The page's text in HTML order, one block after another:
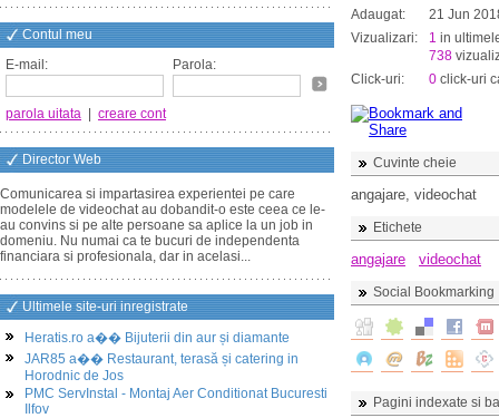
Contul meu
E-mail:
Parola:
parola uitata creare cont
Director Web
Comunicarea si impartasirea experientei pe care
modelele de videochat au dobandit-o este ceea ce le-
au convins si pe alte persoane sa aplice la un job in
domeniu. Nu numai ca te bucuri de independenta
financiara si profesionala, dar in acelasi...
Ultimele site-uri inregistrate
Heratis.ro a�� Bijuterii din aur și diamante
JAR85 a�� Restaurant, terasă și catering in
Horodnic de Jos
PMC ServInstal - Montaj Aer Conditionat Bucuresti
Ilfov
Adaugat:
21 Jun
Vizualizari:
1 in
738
Click-uri:
0 click-uri
Cuvinte cheie
angajare, videochat
Etichete
angajare videochat
Social Bookmarking
Pagini indexate si